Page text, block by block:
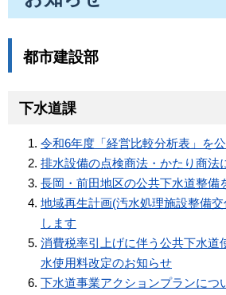
都市建設部
下水道課
令和6年度「経営比較分析表」を
排水設備の点検商法・かたり商法
長岡・前田地区の公共下水道整備
地域再生計画(汚水処理施設整備
します
消費税率引上げに伴う公共下水道
水使用料改定のお知らせ
下水道事業アクションプランにつ